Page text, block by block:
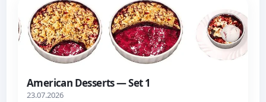
American Desserts — Set 1
23.07.2026